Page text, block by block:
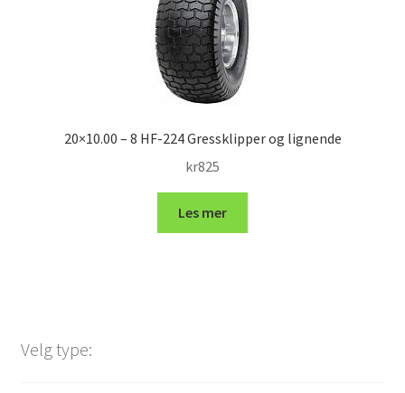
20×10.00 – 8 HF-224 Gressklipper og lignende
kr825
Les mer
Velg type: